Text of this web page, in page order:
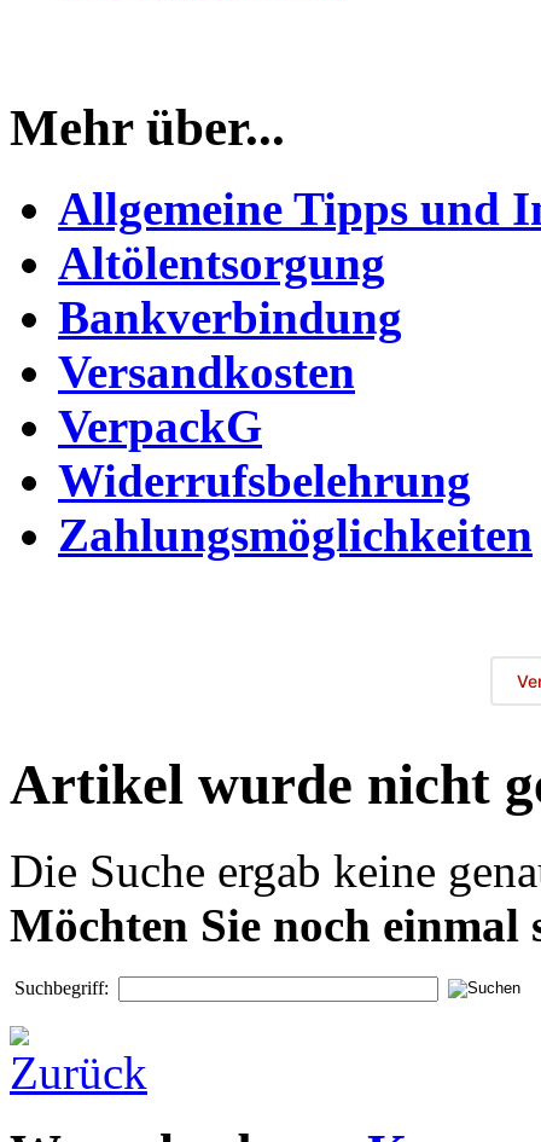
Mehr über...
Allgemeine Tipps und
Altölentsorgung
Bankverbindung
Versandkosten
VerpackG
Widerrufsbelehrung
Zahlungsmöglichkeiten
Artikel wurde nicht
Die Suche ergab keine
Möchten Sie noch einmal
Suchbegriff: